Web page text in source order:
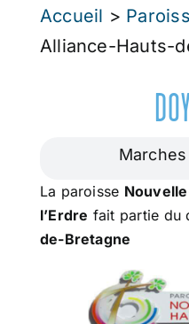
Agenda
Accueil >
Alliance-Hauts-
La paroisse
l’Erdre fait partie du
de-Bretagne